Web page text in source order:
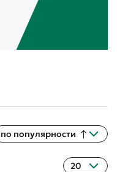
по популярности
20